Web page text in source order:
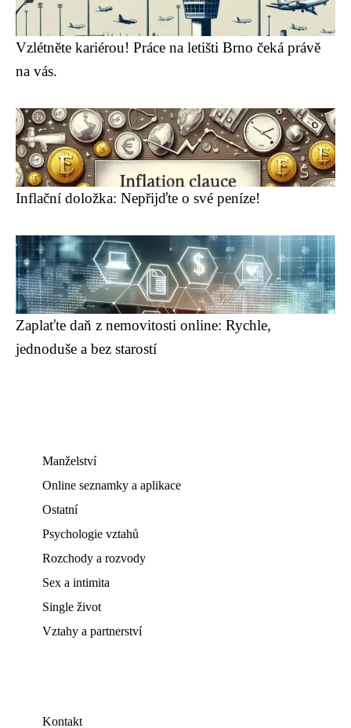
Vzlétněte kariérou! Práce na letišti Brno čeká právě
na vás.
Inflační doložka: Nepřijďte o své peníze!
Zaplaťte daň z nemovitosti online: Rychle,
jednoduše a bez starostí
Manželství
Online seznamky a aplikace
Ostatní
Psychologie vztahů
Rozchody a rozvody
Sex a intimita
Single život
Vztahy a partnerství
Kontakt